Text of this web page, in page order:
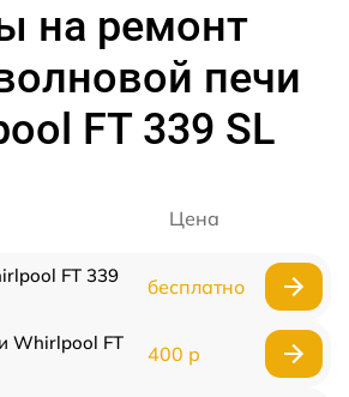
на ремонт
печи
FT 339 SL
Цена
FT 339
бесплатно
Whirlpool FT
400 р